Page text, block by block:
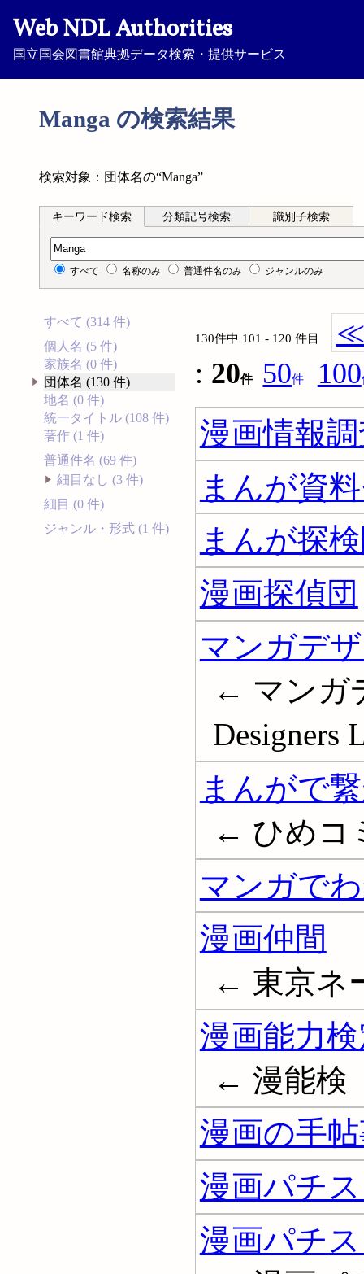
Web NDL Authorities
国立国会図書館典拠データ検索・提供サービス
Manga の検索結果
検索対象：団体名の“Manga”
キーワード検索 分類記号検索 識別子検索
キーワード検索
すべて 名称のみ 普通件名のみ ジャンルのみ
すべて (314 件)
個人名 (5 件)
家族名 (0 件)
団体名 (130 件)
地名 (0 件)
統一タイトル (108 件)
著作 (1 件)
普通件名 (69 件)
細目なし (3 件)
細目 (0 件)
ジャンル・形式 (1 件)
130件中 101 - 120 件目
: 20件 50件 100
漫画情報
まんが資
まんが探
漫画探偵団
マンガデ
← マンガ
Designers
まんがで
← ひめコ
マンガで
漫画仲間
← 東京ネ
漫画能力
← 漫能検
漫画の手
漫画パチ
漫画パチ